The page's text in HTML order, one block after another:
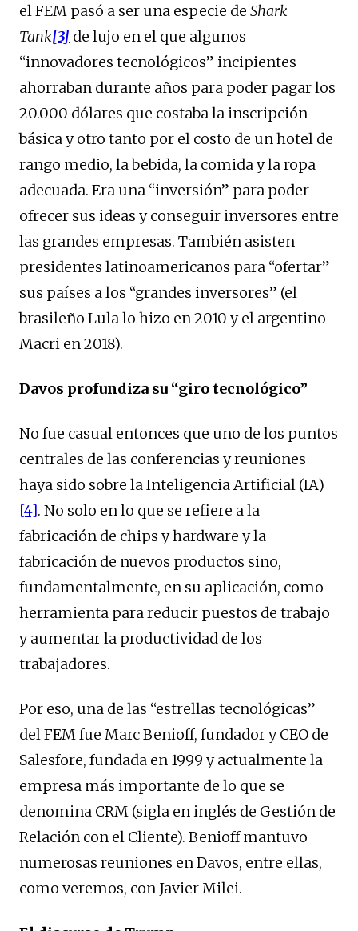
el FEM pasó a ser una especie de Shark
Tank[3] de lujo en el que algunos
“innovadores tecnológicos” incipientes
ahorraban durante años para poder pagar los
20.000 dólares que costaba la inscripción
básica y otro tanto por el costo de un hotel de
rango medio, la bebida, la comida y la ropa
adecuada. Era una “inversión” para poder
ofrecer sus ideas y conseguir inversores entre
las grandes empresas. También asisten
presidentes latinoamericanos para “ofertar”
sus países a los “grandes inversores” (el
brasileño Lula lo hizo en 2010 y el argentino
Macri en 2018).
Davos profundiza su “giro tecnológico”
No fue casual entonces que uno de los puntos
centrales de las conferencias y reuniones
haya sido sobre la Inteligencia Artificial (IA)
[4]. No solo en lo que se refiere a la
fabricación de chips y hardware y la
fabricación de nuevos productos sino,
fundamentalmente, en su aplicación, como
herramienta para reducir puestos de trabajo
y aumentar la productividad de los
trabajadores.
Por eso, una de las “estrellas tecnológicas”
del FEM fue Marc Benioff, fundador y CEO de
Salesfore, fundada en 1999 y actualmente la
empresa más importante de lo que se
denomina CRM (sigla en inglés de Gestión de
Relación con el Cliente). Benioff mantuvo
numerosas reuniones en Davos, entre ellas,
como veremos, con Javier Milei.